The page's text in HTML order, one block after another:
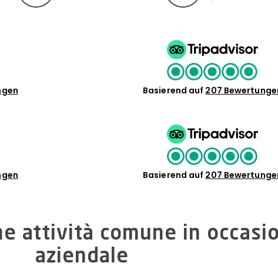
Basierend auf 207
Basierend auf 207
attività comune in
aziendale